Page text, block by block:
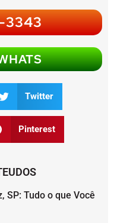
3343
Twitter
Pinterest
SP: Tudo o que Você